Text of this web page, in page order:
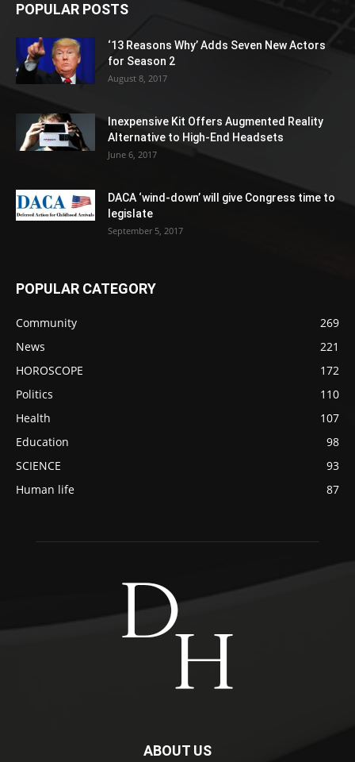
POPULAR POSTS
‘13 Reasons Why’ Adds Seven New Actors
for Season 2
August 8, 2017
Inexpensive Kit Offers Augmented Reality
Alternative to High-End Headsets
June 6, 2017
DACA ‘wind-down’ will give Congress time to
legislate
September 5, 2017
POPULAR CATEGORY
Community
269
News
221
HOROSCOPE
172
Politics
110
Health
107
Education
98
SCIENCE
93
Human life
87
ABOUT US